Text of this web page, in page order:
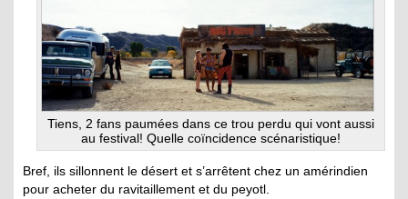
Tiens, 2 fans paumées dans ce trou perdu qui vont aussi
au festival! Quelle coïncidence scénaristique!
Bref, ils sillonnent le désert et s’arrêtent chez un amérindien
pour acheter du ravitaillement et du peyotl.